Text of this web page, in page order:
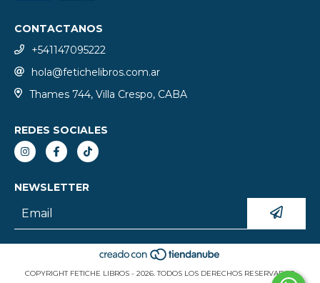
CONTACTANOS
+541147095222
hola@fetichelibros.com.ar
Thames 744, Villa Crespo, CABA
REDES SOCIALES
NEWSLETTER
COPYRIGHT FETICHE LIBROS - 2026. TODOS LOS DERECHOS RESERVADOS.